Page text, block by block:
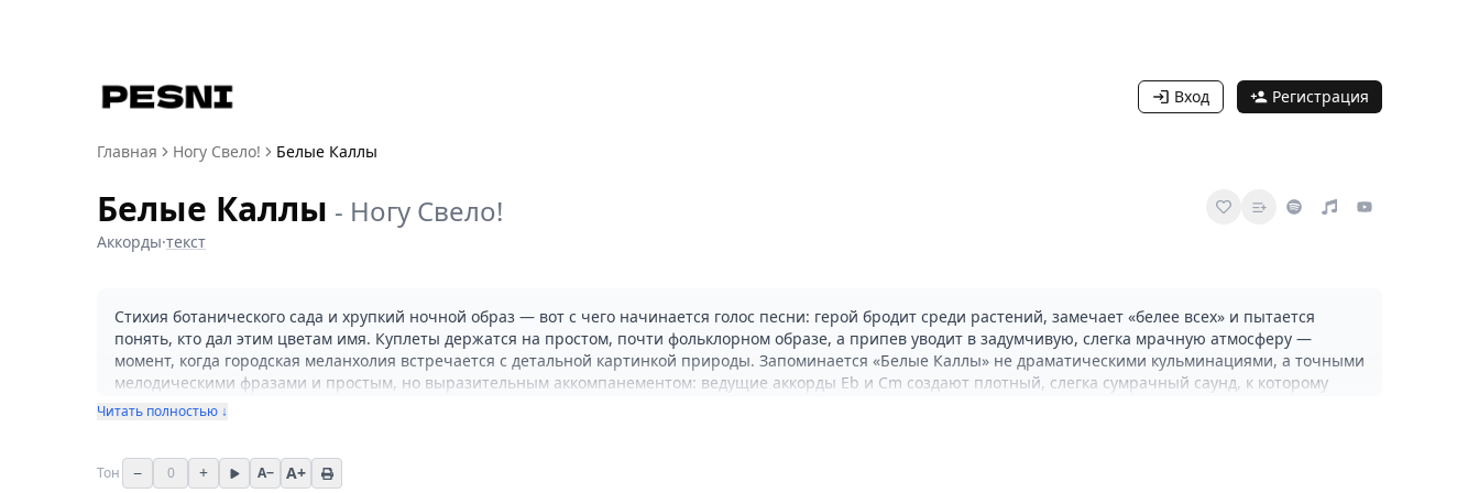
Вход Регистрация
Главная Ногу Свело! Белые Каллы
Белые Каллы - Ногу Свело!
Аккорды·текст
Стихия ботанического сада и хрупкий ночной образ — вот с чего начинается голос песни: герой бродит среди растений, замечает «белее всех» и пытается
понять, кто дал этим цветам имя. Куплеты держатся на простом, почти фольклорном образе, а припев уводит в задумчивую, слегка мрачную атмосферу —
момент, когда городская меланхолия встречается с детальной картинкой природы. Запоминается «Белые Каллы» не драматическими кульминациями, а точными
мелодическими фразами и простым, но выразительным аккомпанементом: ведущие аккорды Eb и Cm создают плотный, слегка сумрачный саунд, к которому
причастны и Bb, и F, и Gm из сопровождающего рисунка.
электрический рифф. Подойдёт для задумчивых вечеров, когда слушатель хочет погрузиться в образность текста, и для радиоподборок, где ценится
Читать полностью ↓
Тон − 0 + A− A+